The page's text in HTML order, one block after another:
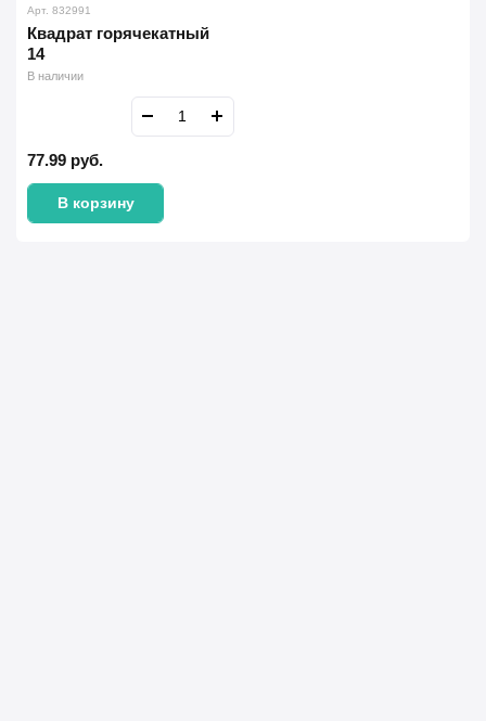
Арт. 832991
Квадрат горячекатный
14
В наличии
77.99 руб.
В корзину